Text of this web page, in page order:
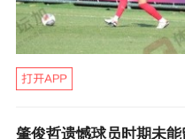
我做了很多教练方面
或者是去看外援，我
导也问我，下一步该
肇俊哲遗憾球员时期未